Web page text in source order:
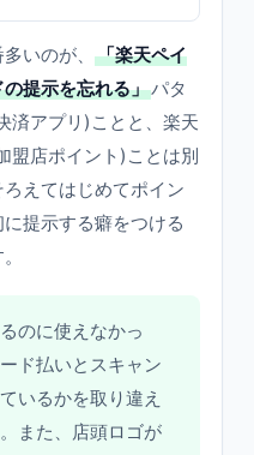
いのが、
「楽天ペイ
提示を忘れる」パタ
済アプリ)ことと、楽天
盟店ポイント)ことは別
えてはじめてポイン
提示する癖をつける
のに使えなかっ
ド払いとスキャン
いるかを取り違え
また、店頭ロゴが